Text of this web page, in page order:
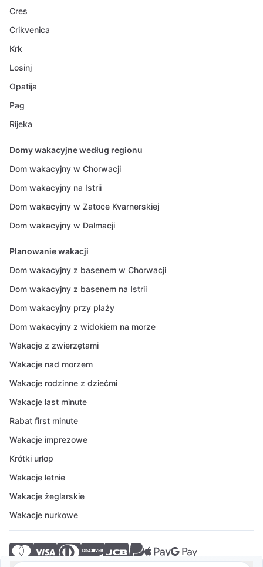
Cres
Crikvenica
Krk
Losinj
Opatija
Pag
Rijeka
Domy wakacyjne według regionu
Dom wakacyjny w Chorwacji
Dom wakacyjny na Istrii
Dom wakacyjny w Zatoce Kvarnerskiej
Dom wakacyjny w Dalmacji
Planowanie wakacji
Dom wakacyjny z basenem w Chorwacji
Dom wakacyjny z basenem na Istrii
Dom wakacyjny przy plaży
Dom wakacyjny z widokiem na morze
Wakacje z zwierzętami
Wakacje nad morzem
Wakacje rodzinne z dziećmi
Wakacje last minute
Rabat first minute
Wakacje imprezowe
Krótki urlop
Wakacje letnie
Wakacje żeglarskie
Wakacje nurkowe